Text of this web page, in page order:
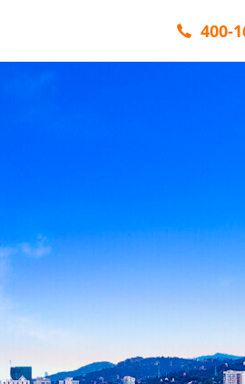
400-